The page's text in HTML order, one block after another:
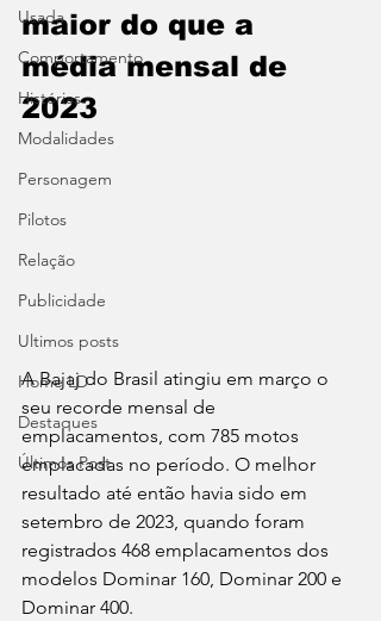
Usada
Comportamento
Histórias
Modalidades
Personagem
Pilotos
Relação
Publicidade
Ultimos posts
Home LD
Destaques
Últimos Post
maior do que a
média mensal de
2023
A Bajaj do Brasil atingiu em março o
seu recorde mensal de
emplacamentos, com 785 motos
emplacadas no período. O melhor
resultado até então havia sido em
setembro de 2023, quando foram
registrados 468 emplacamentos dos
modelos Dominar 160, Dominar 200 e
Dominar 400.